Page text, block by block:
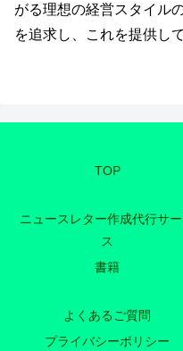
がる理想の経営スタイル
を追求し、これを提供し
TOP
ニュースレター作成代行サ
ス
書籍
よくあるご質問
プライバシーポリシー